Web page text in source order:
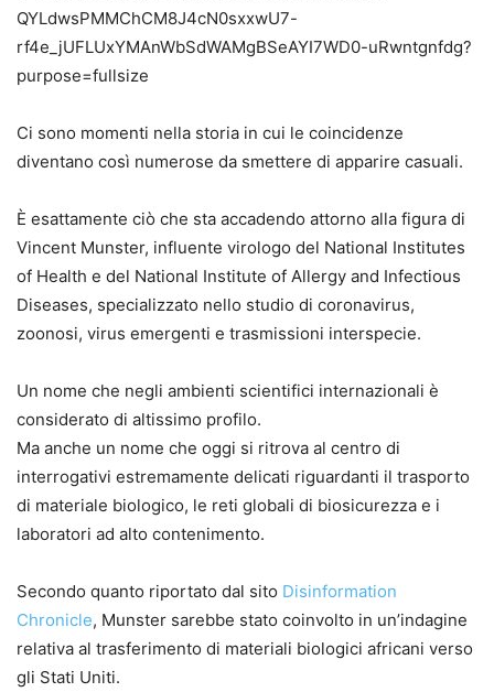
Ci sono momenti nella storia in cui le coincidenze
diventano così numerose da smettere di apparire casuali.
È esattamente ciò che sta accadendo attorno alla figura di
Vincent Munster, influente virologo del National Institutes
of Health e del National Institute of Allergy and Infectious
Diseases, specializzato nello studio di coronavirus,
zoonosi, virus emergenti e trasmissioni interspecie.
Un nome che negli ambienti scientifici internazionali è
considerato di altissimo profilo.
Ma anche un nome che oggi si ritrova al centro di
interrogativi estremamente delicati riguardanti il trasporto
di materiale biologico, le reti globali di biosicurezza e i
laboratori ad alto contenimento.
Secondo quanto riportato dal sito Disinformation
Chronicle, Munster sarebbe stato coinvolto in un’indagine
relativa al trasferimento di materiali biologici africani verso
gli Stati Uniti.